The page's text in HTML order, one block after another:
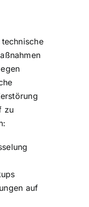
zu
auf